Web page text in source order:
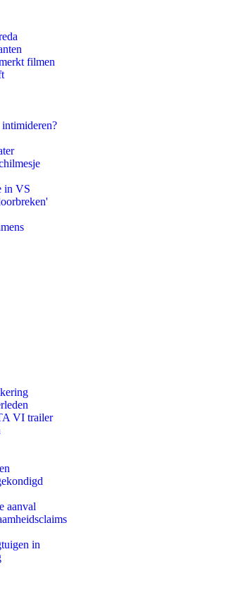
filmen
in VS
VI trailer
aanval
in